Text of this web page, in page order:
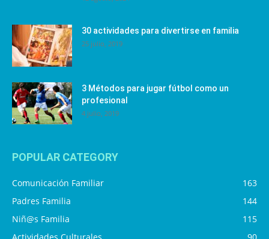
30 actividades para divertirse en familia
25 julio, 2019
3 Métodos para jugar fútbol como un
profesional
4 julio, 2019
POPULAR CATEGORY
Comunicación Familiar
163
Padres Familia
144
Niñ@s Familia
115